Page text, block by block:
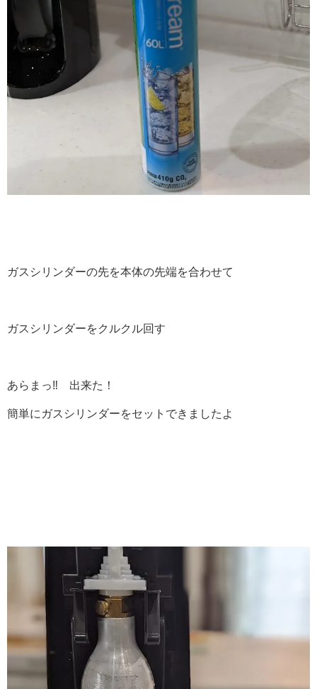
ガスシリンダーの先を本体の先端を合わせて
ガスシリンダーをクルクル回す
あらまっ‼ 出来た！
簡単にガスシリンダーをセットできましたよ